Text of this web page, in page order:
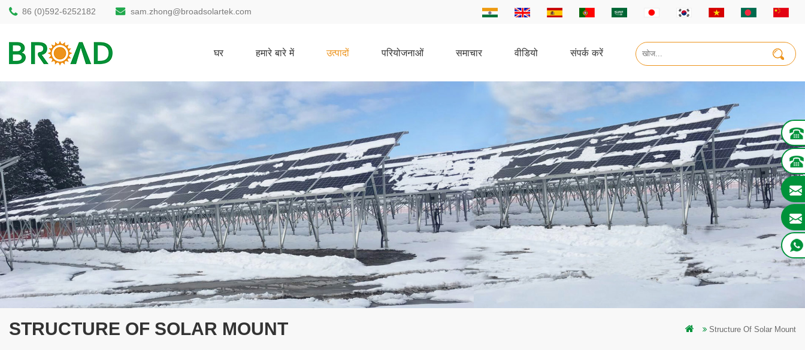
86 (0)592-6252182 sam.zhong@broadsolartek.com
घर हमारे बारे में उत्पादों परियोजनाओं समाचार वीडियो संपर्क करें
STRUCTURE OF SOLAR MOUNT Structure Of Solar Mount